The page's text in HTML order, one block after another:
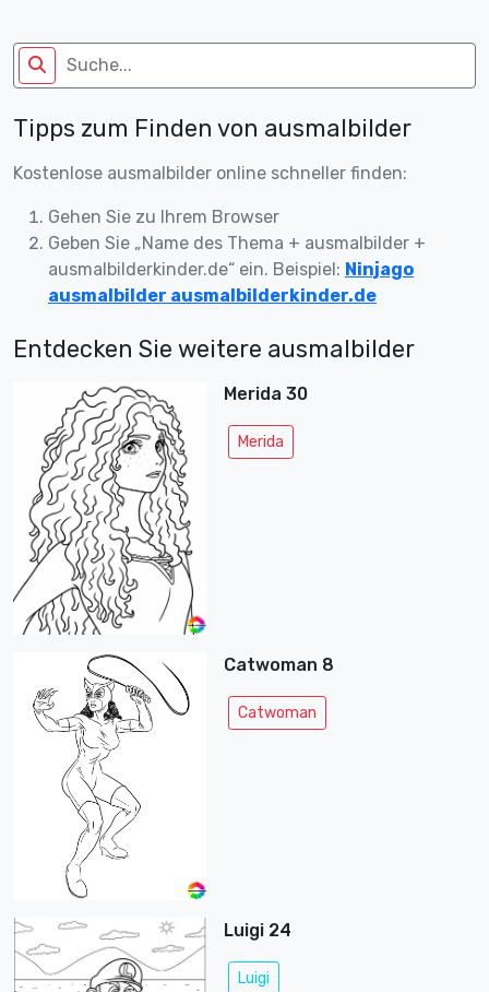
Tipps zum Finden von ausmalbilder
Kostenlose ausmalbilder online schneller finden:
Gehen Sie zu Ihrem Browser
Geben Sie „Name des Thema + ausmalbilder +
ausmalbilderkinder.de“ ein. Beispiel: Ninjago
ausmalbilder ausmalbilderkinder.de
Entdecken Sie weitere ausmalbilder
Merida 30
Merida
Catwoman 8
Catwoman
Luigi 24
Luigi